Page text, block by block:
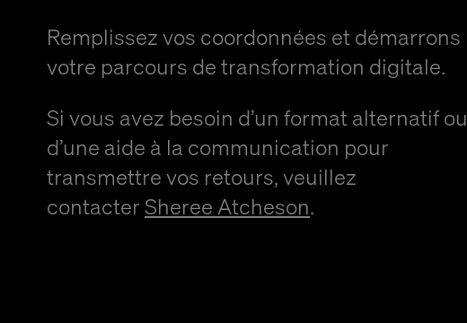
Remplissez vos coordonnées et démarrons
votre parcours de transformation digitale.
Si vous avez besoin d’un format alternatif ou
d’une aide à la communication pour
transmettre vos retours, veuillez
contacterSheree Atcheson.